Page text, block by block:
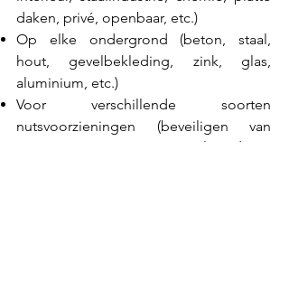
daken, privé, openbaar, etc.)
Op elke ondergrond (beton, staal,
hout, gevelbekleding, zink, glas,
aluminium, etc.)
Voor verschillende soorten
nutsvoorzieningen (beveiligen van
beveiligen